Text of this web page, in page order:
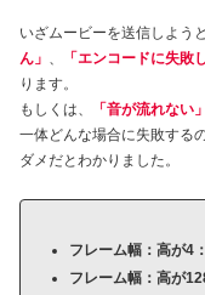
いざムービーを送信しよう
ん」
「エンコードに失敗
ります。
もしくは、
「音が流れない」
一体どんな場合に失敗する
ダメだとわかりました。
フレーム幅：高が4
フレーム幅：高が